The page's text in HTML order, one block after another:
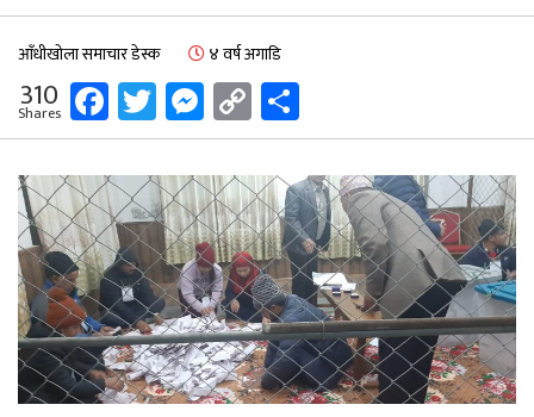
आँधीखोला समाचार डेस्क ४ वर्ष अगाडि
310
Shares Facebook
Twitter
Messenger
Copy
Link